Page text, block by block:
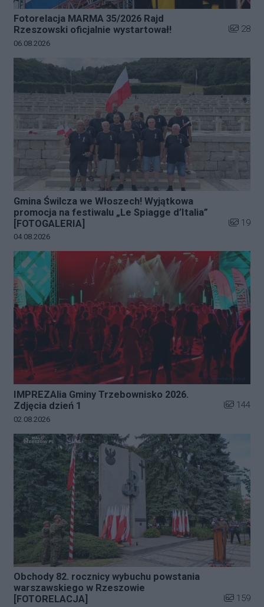
Fotorelacja MARMA 35/2026 Rajd
Rzeszowski oficjalnie wystartował!
Liczba
28
Data dodania galerii:
06.08.2026
Gmina Świlcza we Włoszech! Wyjątkowa
promocja na festiwalu „Le Spiagge d’Italia”
[FOTOGALERIA]
Liczba
19
Data dodania galerii:
04.08.2026
IMPREZAlia Gminy Trzebownisko 2026.
Zdjęcia dzień 1
Liczba
144
Data dodania galerii:
02.08.2026
Obchody 82. rocznicy wybuchu powstania
warszawskiego w Rzeszowie
[FOTORELACJA]
Liczba
159